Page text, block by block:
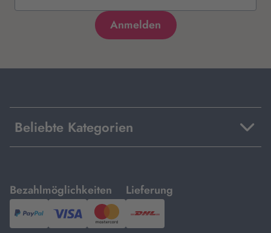
Beliebte Kategorien
Bezahlmöglichkeiten
mit
PayPal,Visa
und
Lieferung
mit
DHL.